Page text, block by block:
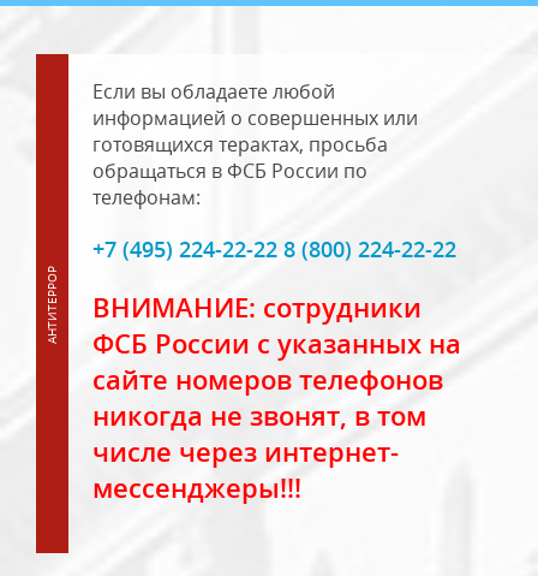
Если вы обладаете любой
информацией о совершенных или
готовящихся терактах, просьба
обращаться в ФСБ России по
телефонам:
+7 (495) 224-22-22 8 (800) 224-22-22
ВНИМАНИЕ: сотрудники
ФСБ России с указанных на
сайте номеров телефонов
никогда не звонят, в том
числе через интернет-
мессенджеры!!!